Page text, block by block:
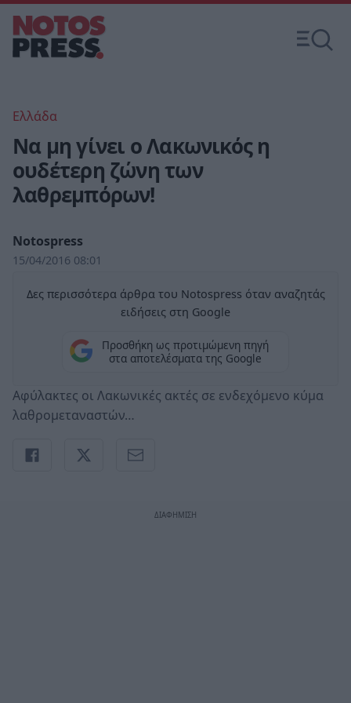
Ελλάδα
Να μη γίνει ο Λακωνικός η
ουδέτερη ζώνη των
λαθρεμπόρων!
Notospress
15/04/2016 08:01
Δες περισσότερα άρθρα του Notospress όταν αναζητάς
ειδήσεις στη Google
Προσθήκη ως προτιμώμενη πηγή
στα αποτελέσματα της Google
Αφύλακτες οι Λακωνικές ακτές σε ενδεχόμενο κύμα
λαθρομεταναστών…